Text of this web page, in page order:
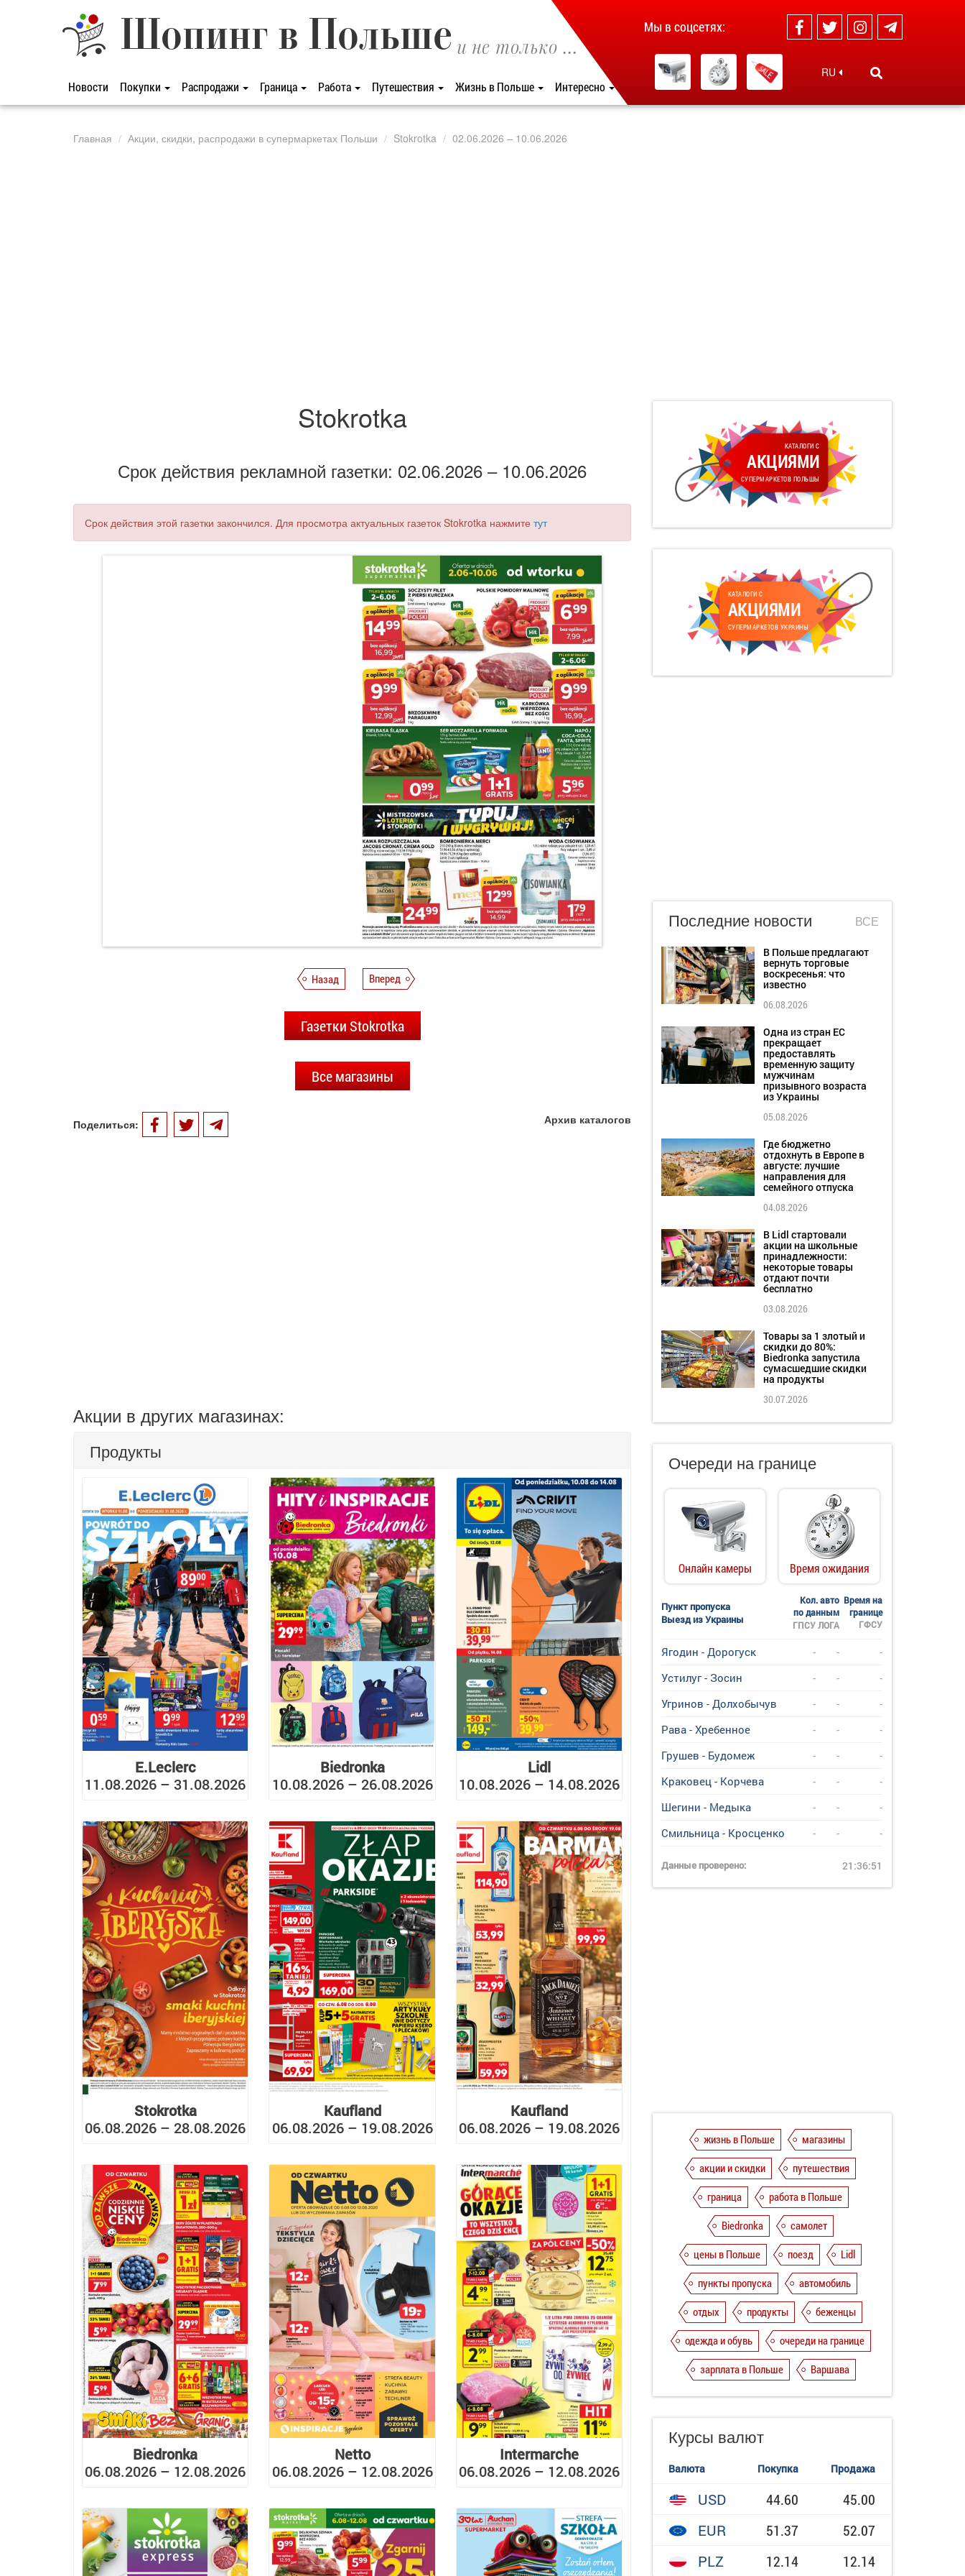
Шопинг в Польше и не только ...
Новости Покупки Распродажи Граница Работа Путешествия Жизнь в Польше Интересно
Мы в соцсетях:
RU
Главная Акции, скидки, распродажи в супермаркетах Польши Stokrotka 02.06.2026 – 10.06.2026
Stokrotka
Срок действия рекламной газетки: 02.06.2026 – 10.06.2026
Срок действия этой газетки закончился. Для просмотра актуальных газеток Stokrotka нажмите тут
Назад Вперед
Газетки Stokrotka
Все магазины
Поделиться: Архив каталогов
Акции в других магазинах:
Продукты
E.Leclerc
11.08.2026 – 31.08.2026
Biedronka
10.08.2026 – 26.08.2026
Lidl
10.08.2026 – 14.08.2026
Stokrotka
06.08.2026 – 28.08.2026
Kaufland
06.08.2026 – 19.08.2026
Kaufland
06.08.2026 – 19.08.2026
Biedronka
06.08.2026 – 12.08.2026
Netto
06.08.2026 – 12.08.2026
Intermarche
06.08.2026 – 12.08.2026
КАТАЛОГИ С
АКЦИЯМИ
СУПЕРМАРКЕТОВ ПОЛЬШЫ
КАТАЛОГИ С
АКЦИЯМИ
СУПЕРМАРКЕТОВ УКРАИНЫ
Последние новости ВСЕ
В Польше предлагают
вернуть торговые
воскресенья: что
известно
06.08.2026
Одна из стран ЕС
прекращает
предоставлять
временную защиту
мужчинам
призывного возраста
из Украины
05.08.2026
Где бюджетно
отдохнуть в Европе в
августе: лучшие
направления для
семейного отпуска
04.08.2026
В Lidl стартовали
акции на школьные
принадлежности:
некоторые товары
отдают почти
бесплатно
03.08.2026
Товары за 1 злотый и
скидки до 80%:
Biedronka запустила
сумасшедшие скидки
на продукты
30.07.2026
Очереди на границе
Онлайн камеры Время ожидания
Пункт пропуска
Выезд из Украины
Кол. авто
по данным
Время на
границе
ГФСУ
ГПСУ ЛОГА
Ягодин - Дорогуск - -
-
Устилуг - Зосин
- -
-
Угринов - Долхобычув
- -
-
Рава - Хребенное
- -
-
Грушев - Будомеж
- -
-
Краковец - Корчева
- -
-
Шегини - Медыка
- -
-
Смильница - Кросценко
- - -
Данные проверено: 21:36:51
жизнь в Польше
магазины
акции и скидки
путешествия
граница
работа в Польше
Biedronka
самолет
цены в Польше
поезд
Lidl
пункты пропуска
автомобиль
отдых
продукты
беженцы
одежда и обувь
очереди на границе
зарплата в Польше
Варшава
Курсы валют
Валюта Покупка Продажа
USD 44.60
45.00
EUR
51.37
52.07
PLZ
12.14 12.14